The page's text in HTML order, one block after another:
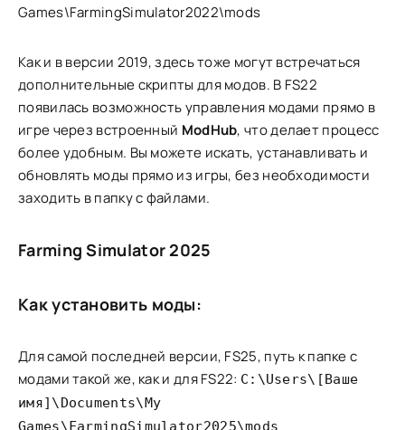
Games\FarmingSimulator2022\mods
Как и в версии 2019, здесь тоже могут встречаться
дополнительные скрипты для модов. В FS22
появилась возможность управления модами прямо в
игре через встроенный ModHub, что делает процесс
более удобным. Вы можете искать, устанавливать и
обновлять моды прямо из игры, без необходимости
заходить в папку с файлами.
Farming Simulator 2025
Как установить моды:
Для самой последней версии, FS25, путь к папке с
модами такой же, как и для FS22: C:\Users\[Ваше
имя]\Documents\My
Games\FarmingSimulator2025\mods